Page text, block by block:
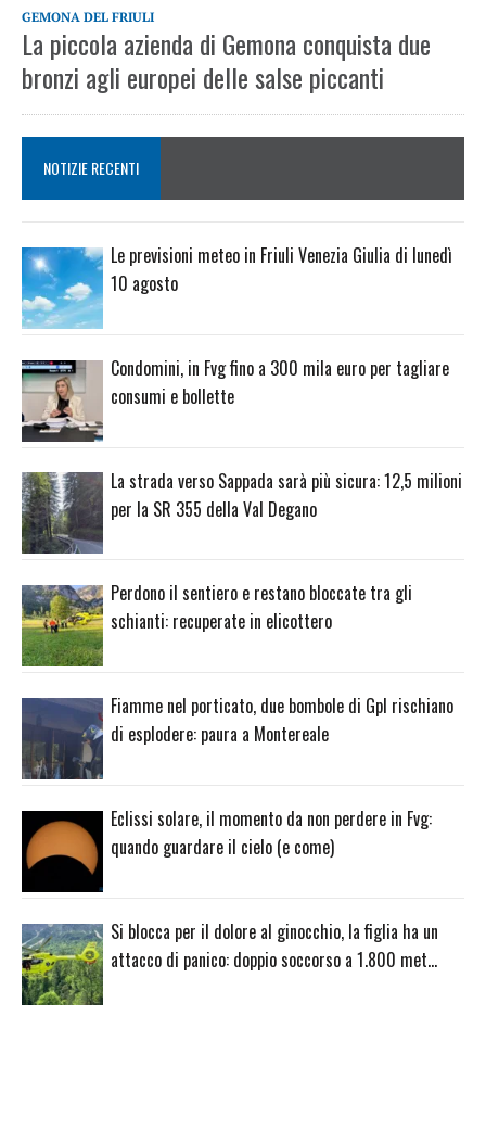
GEMONA DEL FRIULI
La piccola azienda di Gemona conquista due
bronzi agli europei delle salse piccanti
NOTIZIE RECENTI
Le previsioni meteo in Friuli Venezia Giulia di lunedì
10 agosto
Condomini, in Fvg fino a 300 mila euro per tagliare
consumi e bollette
La strada verso Sappada sarà più sicura: 12,5 milioni
per la SR 355 della Val Degano
Perdono il sentiero e restano bloccate tra gli
schianti: recuperate in elicottero
Fiamme nel porticato, due bombole di Gpl rischiano
di esplodere: paura a Montereale
Eclissi solare, il momento da non perdere in Fvg:
quando guardare il cielo (e come)
Si blocca per il dolore al ginocchio, la figlia ha un
attacco di panico: doppio soccorso a 1.800 met…